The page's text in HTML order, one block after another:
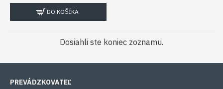
DO KOŠÍKA
Dosiahli ste koniec zoznamu.
PREVÁDZKOVATEĽ